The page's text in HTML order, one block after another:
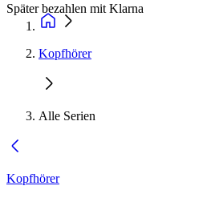
Später bezahlen mit Klarna
Kopfhörer
Alle Serien
Kopfhörer